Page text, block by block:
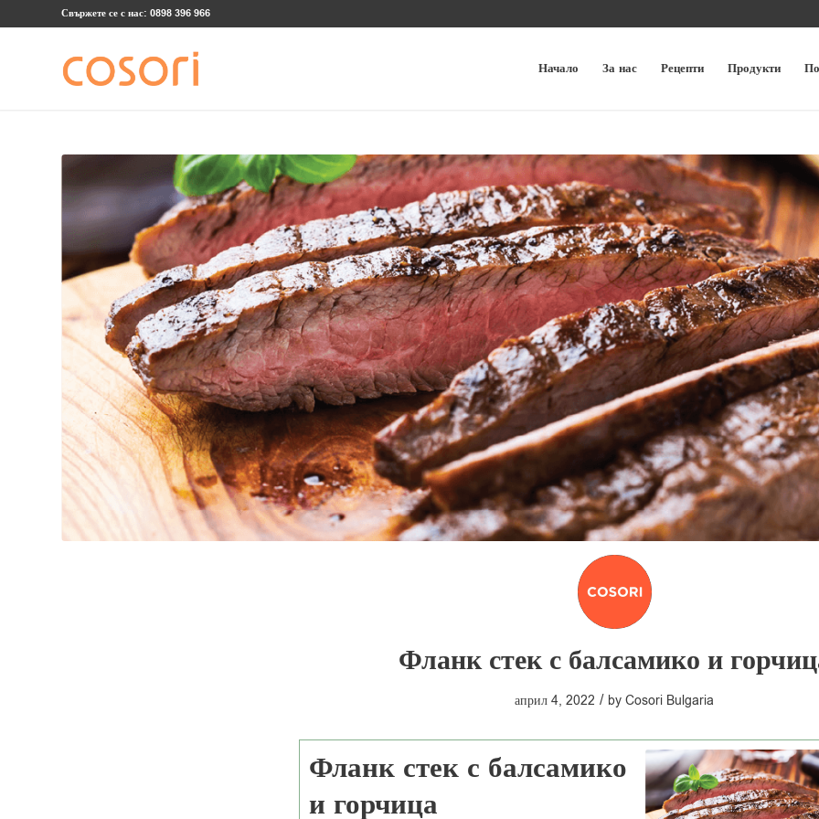
Свържете се с нас: 0898 396 966
Начало За нас Рецепти Продукти
Фланк стек с балсамико и
април 4, 2022 / by Cosori Bulgaria
Фланк стек с балсамико
и горчица